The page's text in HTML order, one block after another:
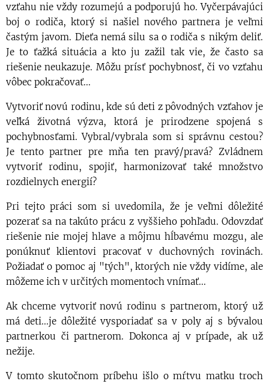
vzťahu nie vždy rozumejú a podporujú ho. Vyčerpávajúci
boj o rodiča, ktorý si našiel nového partnera je veľmi
častým javom. Dieťa nemá silu sa o rodiča s nikým deliť.
Je to ťažká situácia a kto ju zažil tak vie, že často sa
riešenie neukazuje. Môžu prísť pochybnosť, či vo vzťahu
vôbec pokračovať...
Vytvoriť novú rodinu, kde sú deti z pôvodných vzťahov je
veľká životná výzva, ktorá je prirodzene spojená s
pochybnosťami. Vybral/vybrala som si správnu cestou?
Je tento partner pre mňa ten pravý/pravá? Zvládnem
vytvoriť rodinu, spojiť, harmonizovať také množstvo
rozdielnych energií?
Pri tejto práci som si uvedomila, že je veľmi dôležité
pozerať sa na takúto prácu z vyššieho pohľadu. Odovzdať
riešenie nie mojej hlave a môjmu hĺbavému mozgu, ale
ponúknuť klientovi pracovať v duchovných rovinách.
Požiadať o pomoc aj "tých", ktorých nie vždy vidíme, ale
môžeme ich v určitých momentoch vnímať...
Ak chceme vytvoriť novú rodinu s partnerom, ktorý už
má deti...je dôležité vysporiadať sa v poly aj s bývalou
partnerkou či partnerom. Dokonca aj v prípade, ak už
nežije.
V tomto skutočnom príbehu išlo o mŕtvu matku troch